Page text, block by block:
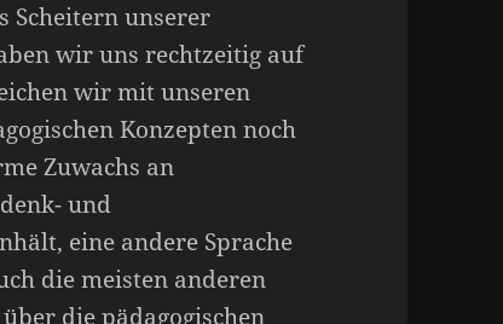
Scheitern unserer
wir uns rechtzeitig auf
wir mit unseren
Konzepten noch
Zuwachs an
und
eine andere Sprache
die meisten anderen
die pädagogischen